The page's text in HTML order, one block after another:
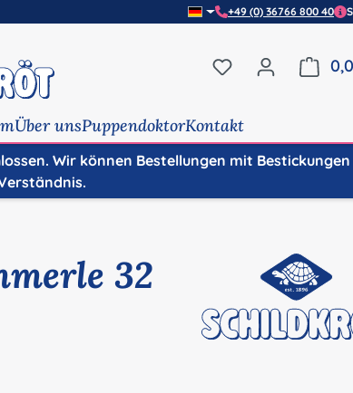
+49 (0) 36766 800 40
Du hast 0
Über unsPuppendoktorKontakt
Wir können Bestellungen mit
32